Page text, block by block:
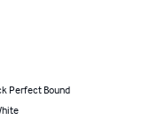
Perfect Bound